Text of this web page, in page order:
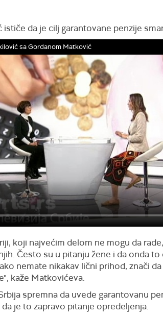
da je cilj garantovane penzije
sa Gordanom Matković
koji najvećim delom ne mogu da
Često su u pitanju žene i da onda
nemate nikakav lični prihod, znači
kaže Matkovićeva.
spremna da uvede garantovanu
je to zapravo pitanje opredeljenja.